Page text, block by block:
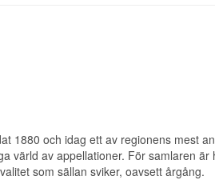
1880 och idag ett av regionens mest
värld av appellationer. För samlaren
som sällan sviker, oavsett årgång.